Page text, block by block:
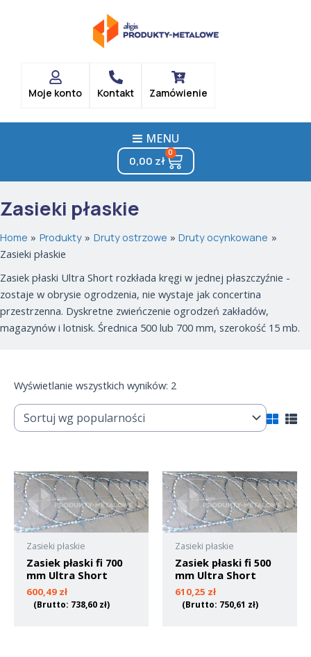
Moje konto Kontakt Zamówienie
MENU
0,00 zł
0
Cart
Zasieki płaskie
Home Produkty Druty ostrzowe
Druty ocynkowane
Zasieki płaskie
Zasiek płaski Ultra Short rozkłada kręgi w jednej płaszczyźnie -
zostaje w obrysie ogrodzenia, nie wystaje jak concertina
przestrzenna. Dyskretne zwieńczenie ogrodzeń zakładów,
magazynów i lotnisk. Średnica 500 lub 700 mm, szerokość 15 mb.
Wyświetlanie wszystkich wyników: 2
Zasieki płaskie
Zasiek płaski fi 700
mm Ultra Short
600,49 zł
(Brutto: 738,60 zł)
Zasieki płaskie
Zasiek płaski fi 500
mm Ultra Short
610,25 zł
(Brutto: 750,61 zł)